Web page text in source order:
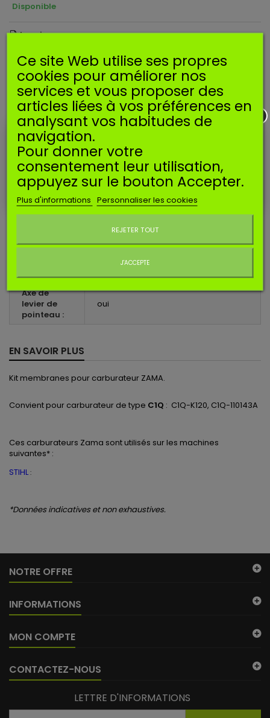
Disponible
Imprimer
9,49 €TTC
Quantité Ajouter au panier
FICHE TECHNIQUE
Nombre de
pieces :
10
Longueur
de
pointeau
9,6
Ressort de
Axe de
levier de
pointeau :
oui
EN SAVOIR PLUS
Kit membranes pour carburateur ZAMA.
Convient pour carburateur de type C1Q : C1Q-K120, C1Q-110143A
Ces carburateurs Zama sont utilisés sur les machines
suivantes* :
STIHL:
*Données indicatives et non exhaustives.
NOTRE OFFRE
INFORMATIONS
MON COMPTE
CONTACTEZ-NOUS
LETTRE D'INFORMATIONS
Ce site Web utilise ses propres
cookies pour améliorer nos
services et vous proposer des
articles liées à vos préférences en
analysant vos habitudes de
navigation.
Pour donner votre
consentement leur utilisation,
appuyez sur le bouton Accepter.
Plus d'informations Personnaliser les cookies
REJETER TOUT
J'ACCEPTE